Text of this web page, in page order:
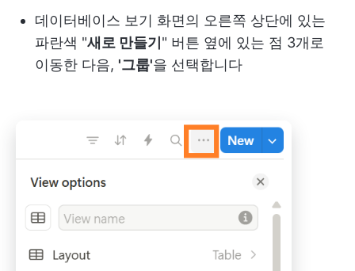
데이터베이스 보기 화면의 오른쪽 상단에 있는
파란색 "새로 만들기" 버튼 옆에 있는 점 3개로
이동한 다음, '그룹'을 선택합니다